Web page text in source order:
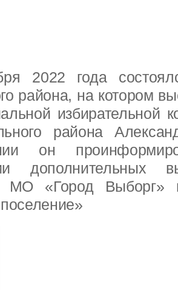
2022 года
района, на котором
избирательной
района
он
дополнительных
МО «Город